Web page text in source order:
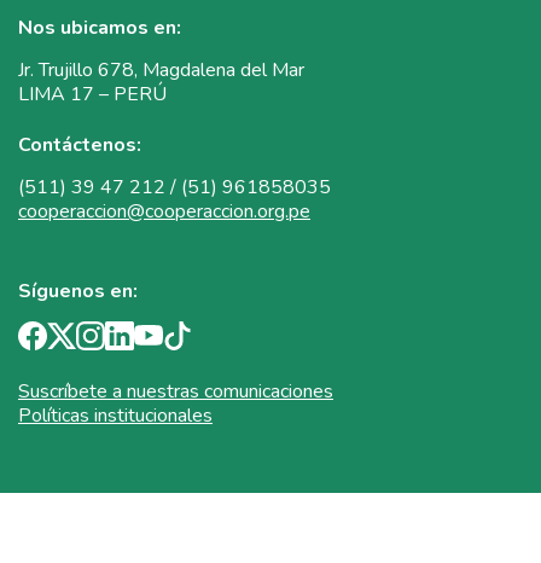
Nos ubicamos en:
Jr. Trujillo 678, Magdalena del Mar
LIMA 17 – PERÚ
Contáctenos:
(511) 39 47 212 / (51) 961858035
cooperaccion@cooperaccion.org.pe
Síguenos en:
Suscríbete a nuestras comunicaciones
Políticas institucionales